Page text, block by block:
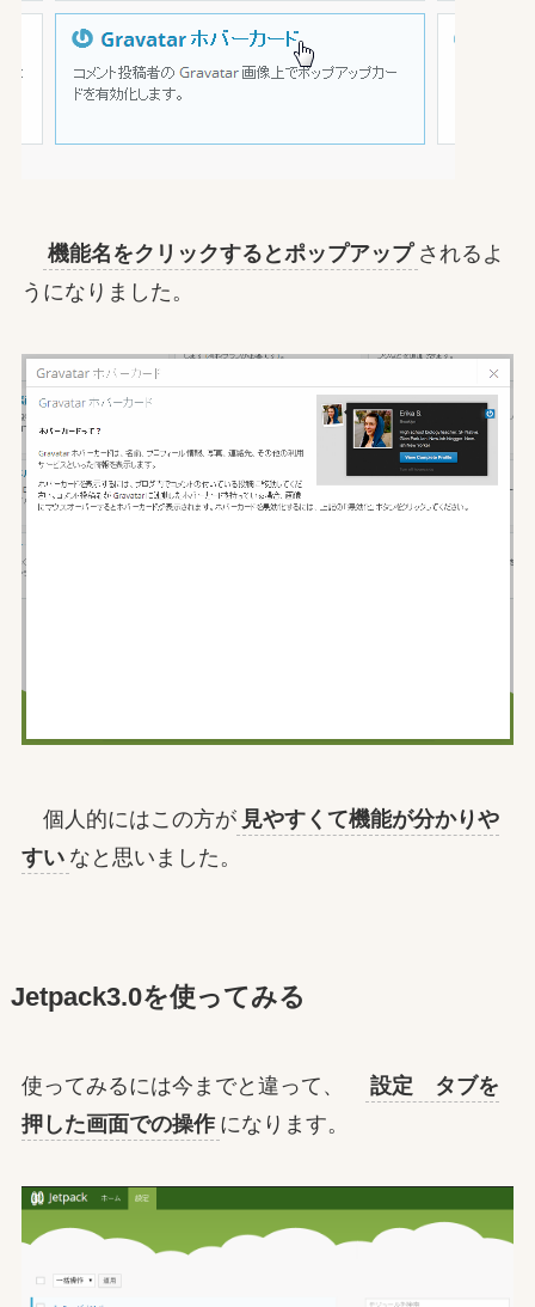
機能名をクリックするとポップアップ されるよ
うになりました。
個人的にはこの方が 見やすくて機能が分かりや
すい なと思いました。
Jetpack3.0を使ってみる
使ってみるには今までと違って、
設定 タブを
押した画面での操作 になります。